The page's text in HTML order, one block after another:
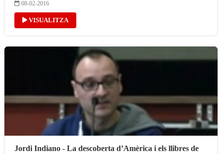
08-02-2016
VISUALITZA
Jordi Indiano - La descoberta d’Amèrica i els llibres de